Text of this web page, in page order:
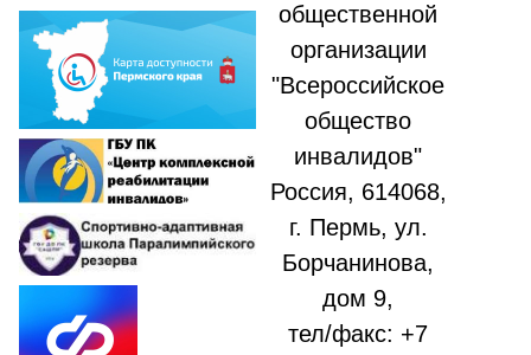
общественной
организации
"Всероссийское
общество
инвалидов"
Россия, 614068,
г. Пермь, ул.
Борчанинова,
дом 9,
тел/факс: +7